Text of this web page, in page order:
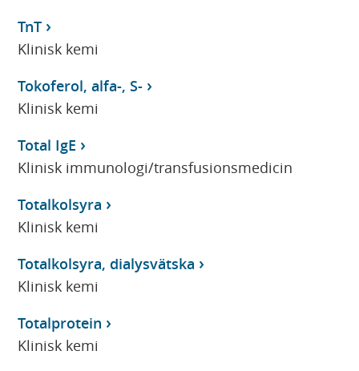
TnT
Klinisk kemi
Tokoferol, alfa-, S-
Klinisk kemi
Total IgE
Klinisk immunologi/transfusionsmedicin
Totalkolsyra
Klinisk kemi
Totalkolsyra, dialysvätska
Klinisk kemi
Totalprotein
Klinisk kemi